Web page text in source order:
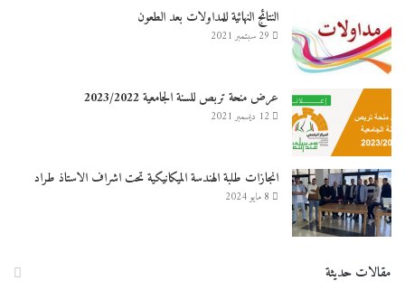
النتائج النهائية للمداولات بعد الطعون
29 سبتمبر 2021
عرض منحة تربص للسنة الجامعية 2023/2022
12 ديسمبر 2021
انجازات طلبة الهندسة الميكانيكية تحت اشراف الاستاذ طراد
8 مايو 2024
مقالات حديثة